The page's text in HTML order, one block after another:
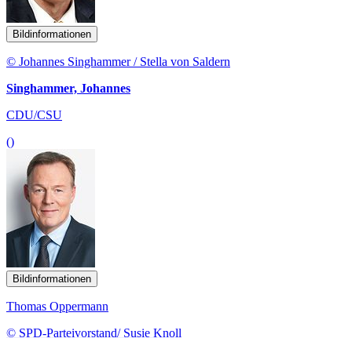
Bildinformationen
© Johannes Singhammer / Stella von Saldern
Singhammer, Johannes
CDU/CSU
()
Bildinformationen
Thomas Oppermann
© SPD-Parteivorstand/ Susie Knoll